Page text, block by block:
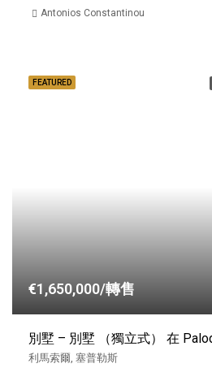
Antonios Constantinou
FEATURED
€1,650,000/轉售
別墅 – 別墅 （獨立式） 在
利馬索爾, 塞普勒斯